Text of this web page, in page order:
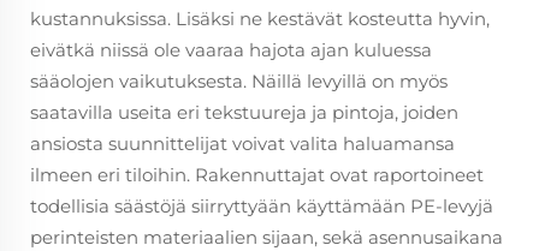
kustannuksissa. Lisäksi ne kestävät kosteutta hyvin,
eivätkä niissä ole vaaraa hajota ajan kuluessa
sääolojen vaikutuksesta. Näillä levyillä on myös
saatavilla useita eri tekstuureja ja pintoja, joiden
ansiosta suunnittelijat voivat valita haluamansa
ilmeen eri tiloihin. Rakennuttajat ovat raportoineet
todellisia säästöjä siirryttyään käyttämään PE-levyjä
perinteisten materiaalien sijaan, sekä asennusaikana